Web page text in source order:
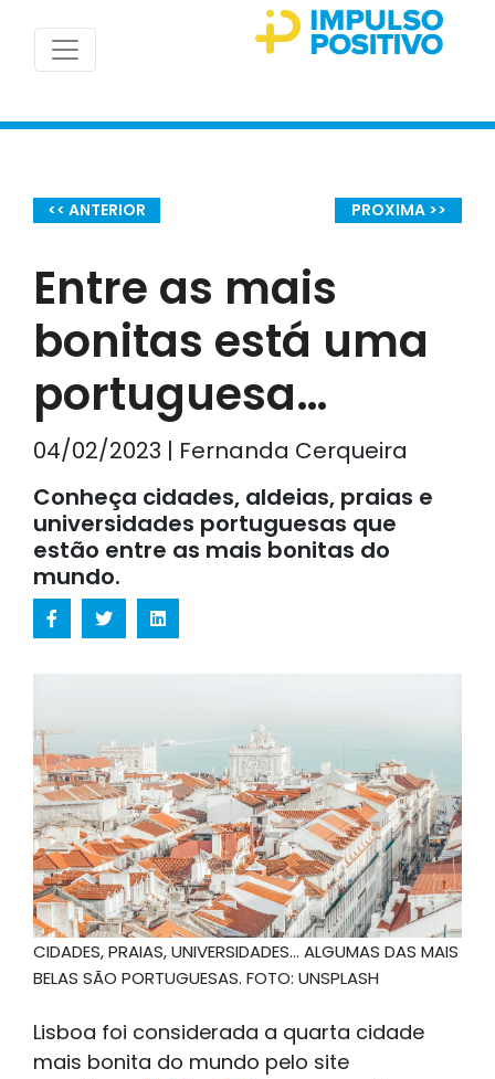
<< ANTERIOR PROXIMA >>
Entre as mais
bonitas está uma
portuguesa…
04/02/2023 | Fernanda Cerqueira
Conheça cidades, aldeias, praias e
universidades portuguesas que
estão entre as mais bonitas do
mundo.
CIDADES, PRAIAS, UNIVERSIDADES... ALGUMAS DAS MAIS
BELAS SÃO PORTUGUESAS. FOTO: UNSPLASH
Lisboa foi considerada a quarta cidade
mais bonita do mundo pelo site